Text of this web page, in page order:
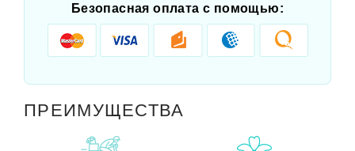
Безопасная оплата с помощью:
ПРЕИМУЩЕСТВА